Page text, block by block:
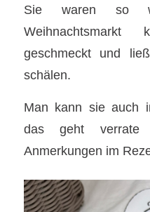
Sie waren so
geschmeckt und
schälen.
Man kann sie auch
das geht
Anmerkungen im